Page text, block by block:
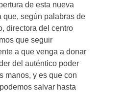
de esta nueva
que, según palabras de
directora del centro
que seguir
a que venga a donar
del auténtico poder
manos, y es que con
salvar hasta